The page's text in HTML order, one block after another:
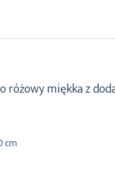
miękka z
cm